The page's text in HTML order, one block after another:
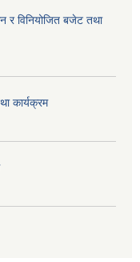
र विनियोजित बजेट तथा
कार्यक्रम